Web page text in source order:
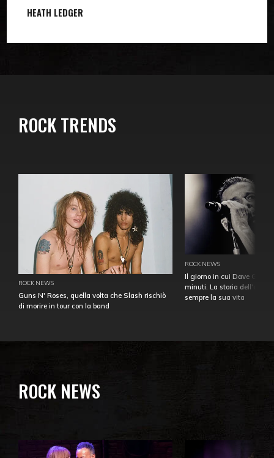
HEATH LEDGER
ROCK TRENDS
ROCK NEWS
Guns N' Roses, quella volta che Slash rischiò
di morire in tour con la band
ROCK NEWS
Il giorno in cui Dave
minuti. La storia
sempre la sua vita
ROCK NEWS